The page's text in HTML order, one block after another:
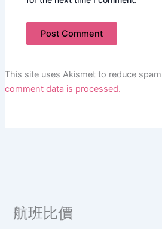
This site uses Akismet to reduce
comment data is processed.
航班比價